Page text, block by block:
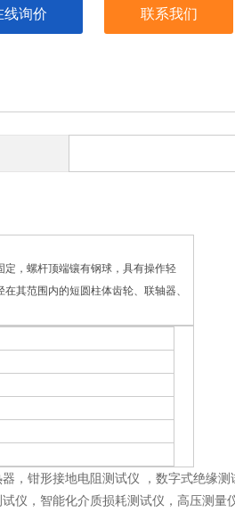
线询价 联系我们
，螺杆顶端镶有钢球，具有操作轻
其范围内的短圆柱体齿轮、联轴器、
，钳形接地电阻测试仪 ，数字式绝缘测
仪，智能化介质损耗测试仪，高压测量